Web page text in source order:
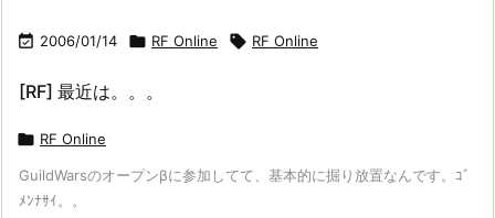
 2006/01/14  RF Online  RF Online
[RF] 最近は。。。
 RF Online
GuildWarsのオープンβに参加してて、基本的に掘り放置なんです。ｺﾞ
ﾒﾝﾅｻｲ。。